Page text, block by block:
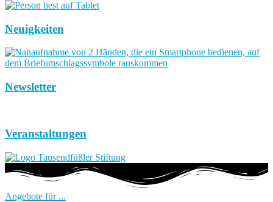
Neuigkeiten
Newsletter
Veranstaltungen
Angebote für ...